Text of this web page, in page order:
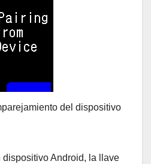
del dispositivo
Android, la llave